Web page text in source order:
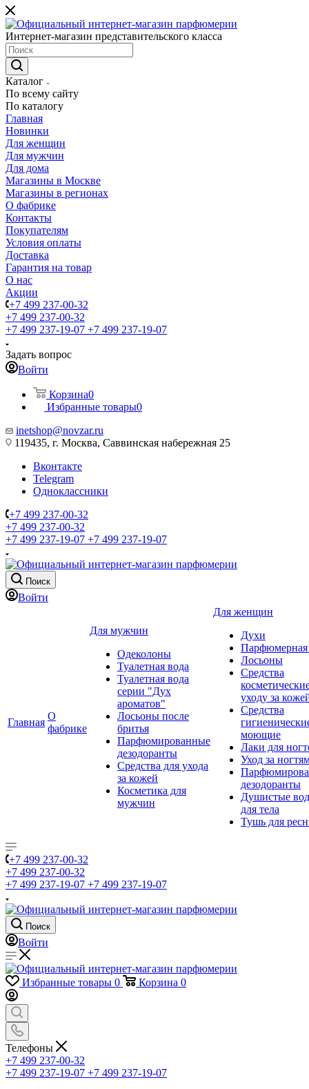
Интернет-магазин представительского класса
Каталог
По всему сайту
По каталогу
Главная
Новинки
Для женщин
Для мужчин
Для дома
Магазины в Москве
Магазины в регионах
О фабрике
Контакты
Покупателям
Условия оплаты
Доставка
Гарантия на товар
О нас
Акции
+7 499 237-00-32
+7 499 237-00-32
+7 499 237-19-07 +7 499 237-19-07
Задать вопрос
Войти
Корзина0
Избранные товары0
inetshop@novzar.ru
119435, г. Москва, Саввинская набережная 25
Вконтакте
Telegram
Одноклассники
+7 499 237-00-32
+7 499 237-00-32
+7 499 237-19-07 +7 499 237-19-07
Поиск
Войти
Главная
О
фабрике
Для мужчин
Одеколоны
Туалетная вода
Туалетная вода
серии "Дух
ароматов"
Лосьоны после
бритья
Парфюмированные
дезодоранты
Средства для ухода
за кожей
Косметика для
мужчин
Для женщин
Духи
Парфюмерная
Лосьоны
Средства
уходу за
Средства
моющие
Лаки для
Уход за
дезодоранты
Душистые
для тела
Тушь для
+7 499 237-00-32
+7 499 237-00-32
+7 499 237-19-07 +7 499 237-19-07
Поиск
Войти
Избранные товары 0 Корзина 0
Телефоны
+7 499 237-00-32
+7 499 237-19-07 +7 499 237-19-07